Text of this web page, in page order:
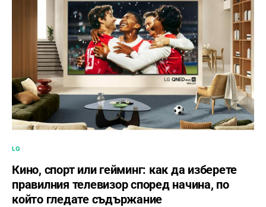
LG
Кино, спорт или гейминг: как да изберете
правилния телевизор според начина, по
който гледате съдържание